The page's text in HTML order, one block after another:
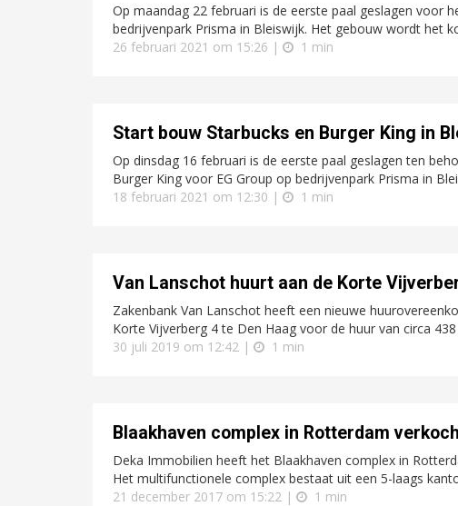
Op maandag 22 februari is de eerste paal geslagen voor
bedrijvenpark Prisma in Bleiswijk. Het gebouw wordt het
26 februari 2021 om 15:26 |
1 min
Start bouw Starbucks en Burger King in
Op dinsdag 16 februari is de eerste paal geslagen ten
Burger King voor EG Group op bedrijvenpark Prisma in
18 februari 2021 om 12:30 |
1 min
Van Lanschot huurt aan de Korte
Zakenbank Van Lanschot heeft een nieuwe
Korte Vijverberg 4 te Den Haag voor de huur van circa
30 juli 2019 om 12:42 |
1 min
Blaakhaven complex in Rotterdam
Deka Immobilien heeft het Blaakhaven complex in
Het multifunctionele complex bestaat uit een 5-laags
21 december 2017 om 15:22 |
1 min